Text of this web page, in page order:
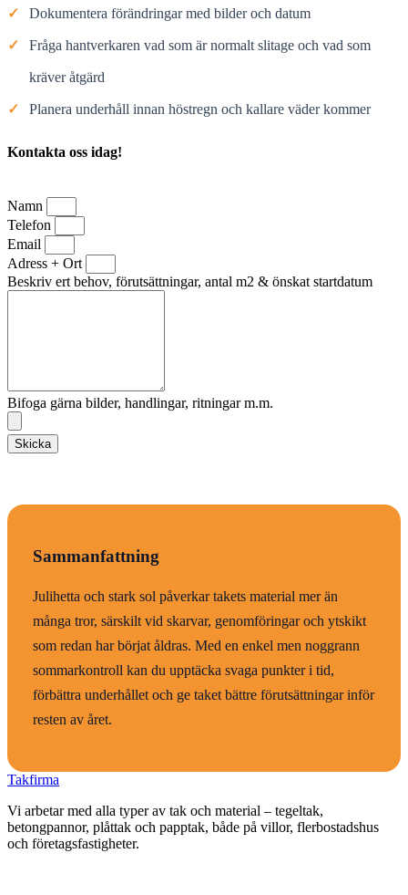
✓ Dokumentera förändringar med bilder och datum
✓ Fråga hantverkaren vad som är normalt slitage och vad som
kräver åtgärd
✓ Planera underhåll innan höstregn och kallare väder kommer
Kontakta oss idag!
Namn
Telefon
Email
Adress + Ort
Beskriv ert behov, förutsättningar, antal m2 & önskat startdatum
Bifoga gärna bilder, handlingar, ritningar m.m.
Skicka
Sammanfattning
Julihetta och stark sol påverkar takets material mer än
många tror, särskilt vid skarvar, genomföringar och ytskikt
som redan har börjat åldras. Med en enkel men noggrann
sommarkontroll kan du upptäcka svaga punkter i tid,
förbättra underhållet och ge taket bättre förutsättningar inför
resten av året.
Takfirma
Vi arbetar med alla typer av tak och material – tegeltak,
betongpannor, plåttak och papptak, både på villor, flerbostadshus
och företagsfastigheter.